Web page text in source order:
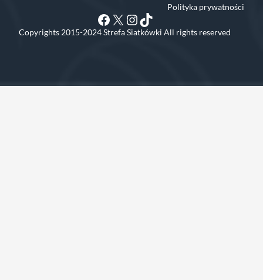
Polityka prywatności
Facebook
X Instagram
TikTok
Copyrights 2015-2024 Strefa Siatkówki All rights reserved